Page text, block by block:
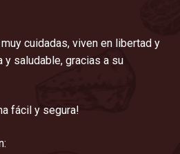
cuidadas, viven en libertad y
y saludable, gracias a su
fácil y segura!